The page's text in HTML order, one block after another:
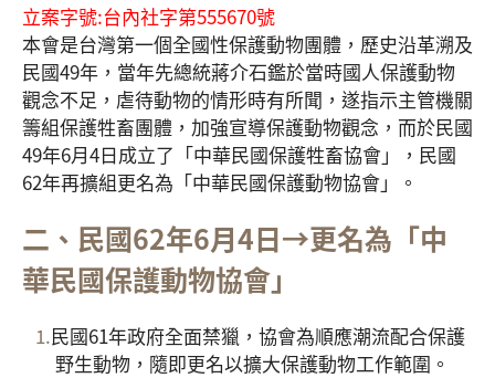
立案字號:台內社字第555670號
本會是台灣第一個全國性保護動物團體，歷史沿革溯及
民國49年，當年先總統蔣介石鑑於當時國人保護動物
觀念不足，虐待動物的情形時有所聞，遂指示主管機關
籌組保護牲畜團體，加強宣導保護動物觀念，而於民國
49年6月4日成立了「中華民國保護牲畜協會」，民國
62年再擴組更名為「中華民國保護動物協會」。
二、民國62年6月4日→更名為「中
華民國保護動物協會」
民國61年政府全面禁獵，協會為順應潮流配合保護
野生動物，隨即更名以擴大保護動物工作範圍。